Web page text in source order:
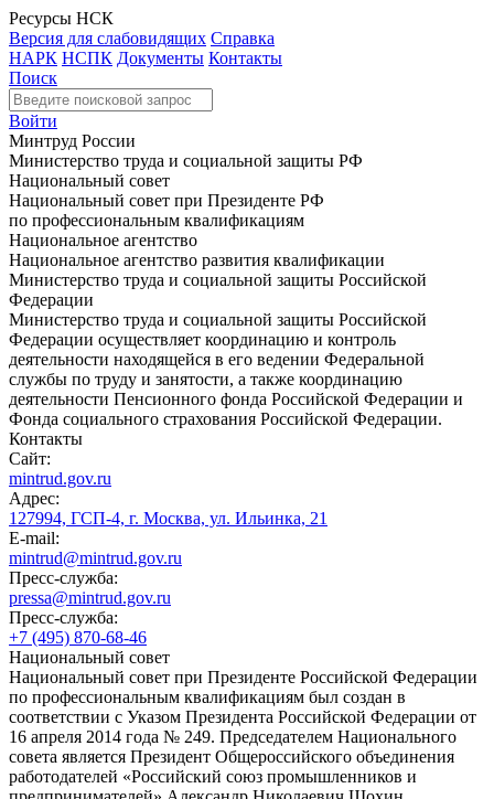
Ресурсы НСК
Версия для слабовидящих Справка
НАРК НСПК Документы Контакты
Поиск
Войти
Минтруд России
Министерство труда и социальной защиты РФ
Национальный совет
Национальный совет при Президенте РФ
по профессиональным квалификациям
Национальное агентство
Национальное агентство развития квалификации
Министерство труда и социальной защиты Российской
Федерации
Министерство труда и социальной защиты Российской
Федерации осуществляет координацию и контроль
деятельности находящейся в его ведении Федеральной
службы по труду и занятости, а также координацию
деятельности Пенсионного фонда Российской Федерации и
Фонда социального страхования Российской Федерации.
Контакты
Сайт:
mintrud.gov.ru
Адрес:
127994, ГСП-4, г. Москва, ул. Ильинка, 21
E-mail:
mintrud@mintrud.gov.ru
Пресс-служба:
pressa@mintrud.gov.ru
Пресс-служба:
+7 (495) 870-68-46
Национальный совет
Национальный совет при Президенте Российской Федерации
по профессиональным квалификациям был создан в
соответствии с Указом Президента Российской Федерации от
16 апреля 2014 года № 249. Председателем Национального
совета является Президент Общероссийского объединения
работодателей «Российский союз промышленников и